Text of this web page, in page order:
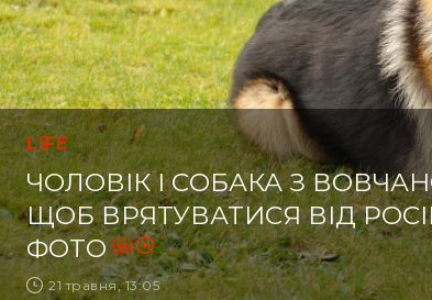
LIFE
ЧОЛОВІК І СОБАКА З
ЩОБ ВРЯТУВАТИСЯ ВІД
ФОТО
21 травня, 13:05